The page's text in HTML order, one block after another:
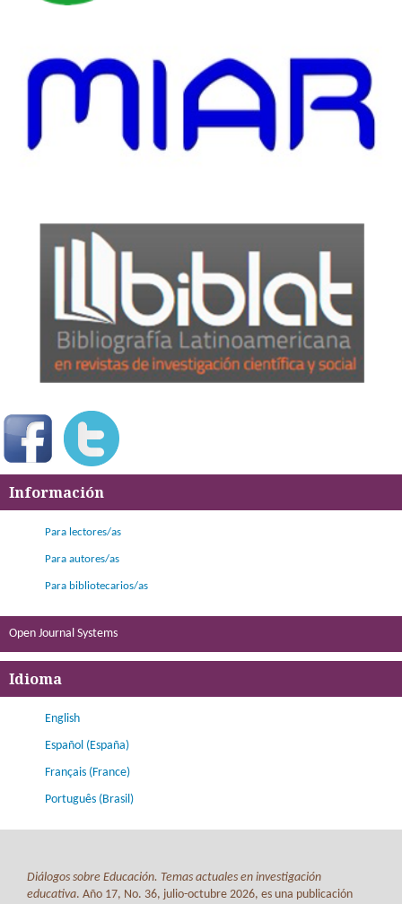
Información
Para lectores/as
Para autores/as
Para bibliotecarios/as
Open Journal Systems
Idioma
English
Español (España)
Français (France)
Português (Brasil)
Diálogos sobre Educación. Temas actuales en investigación
educativa. Año 17, No. 36, julio-octubre 2026, es una publicación